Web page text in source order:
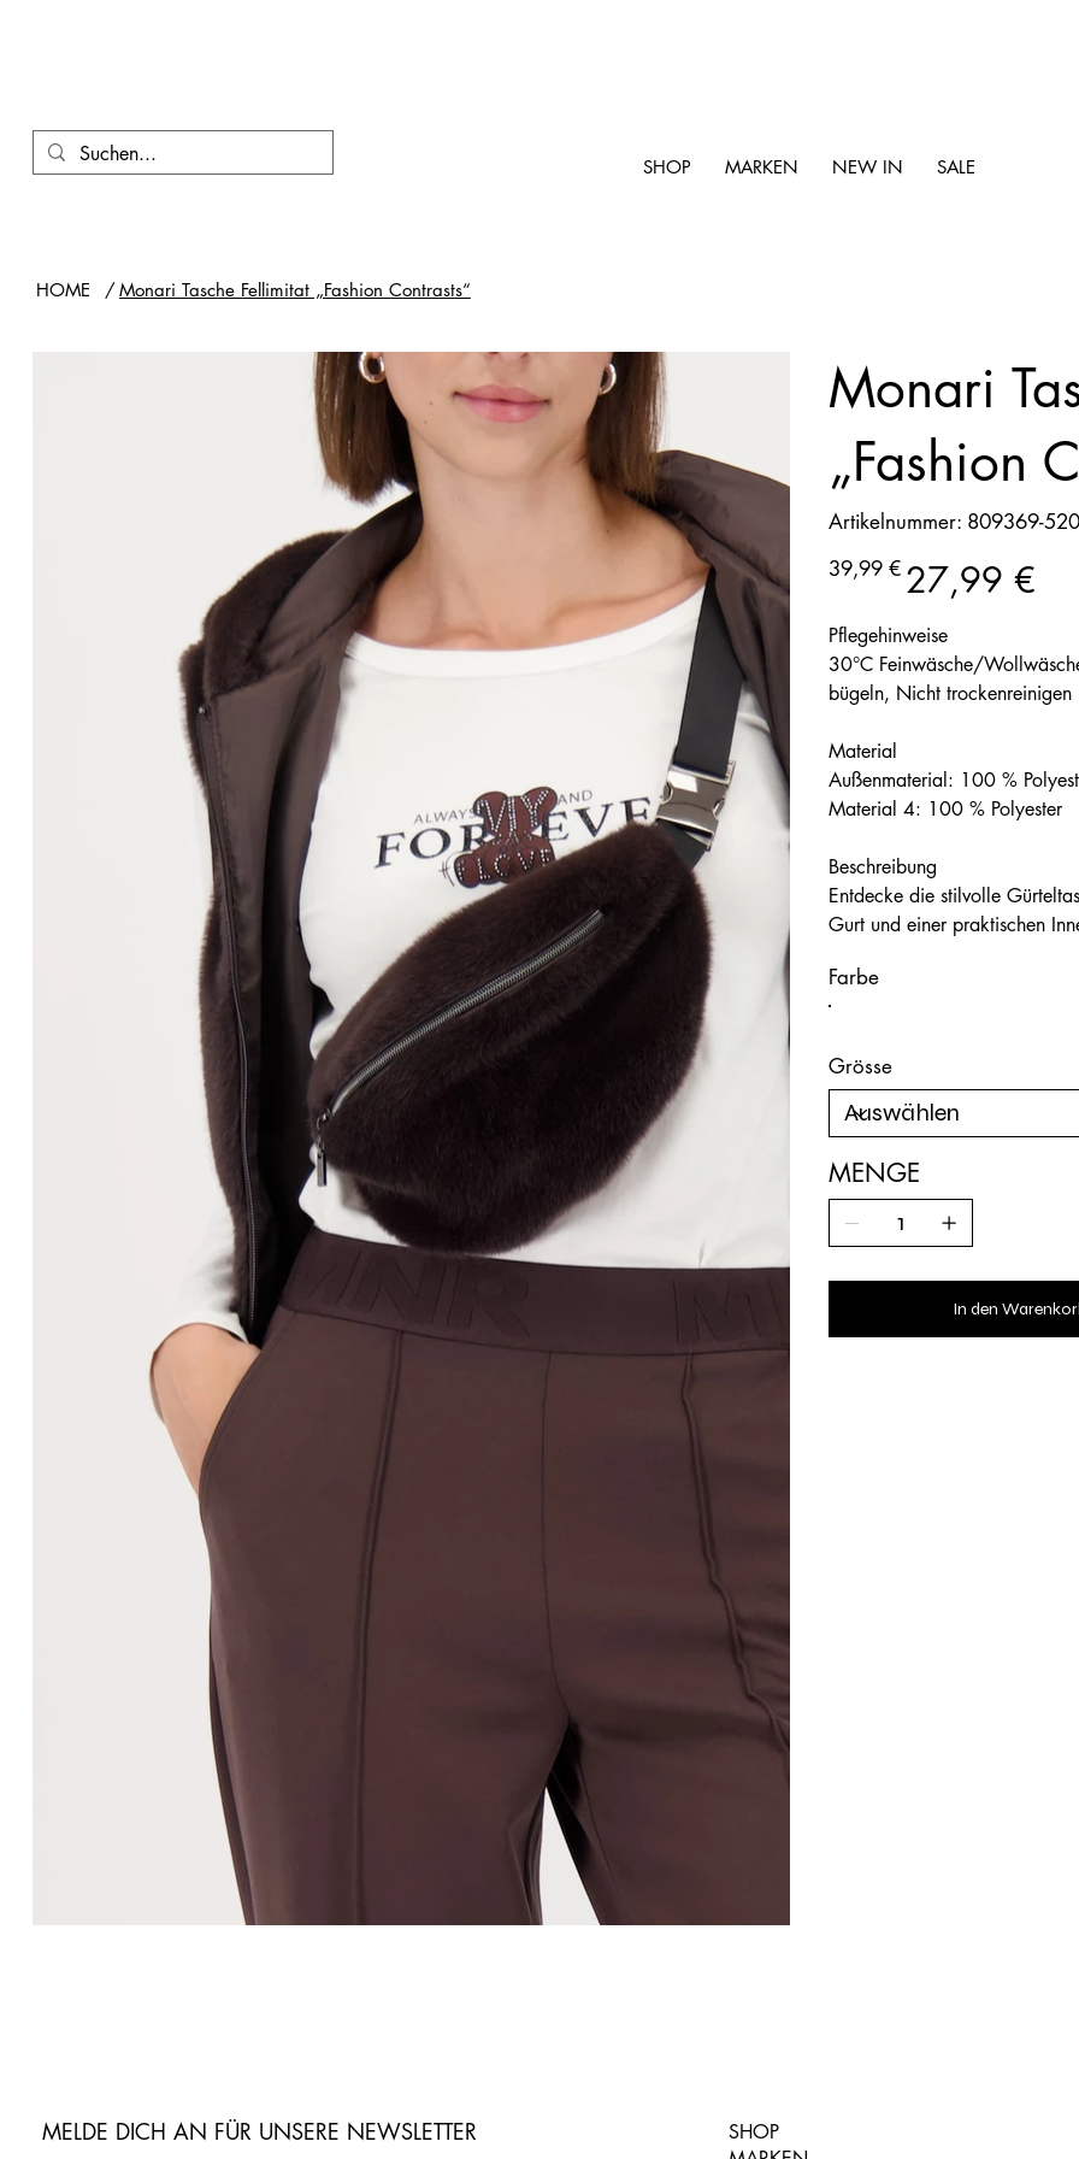
SHOP MARKEN NEW IN SALE
HOME / Monari Tasche Fellimitat „Fashion Contrasts“
Monari
„Fashion
Artikelnummer: Artikelnummer:
809369-
809369-520
Ursprünglicher
Preis
39,99 € 27,99 €
Pflegehinweise
30°C Feinwäsche/
bügeln, Nicht trockenreinigen
Material
Außenmaterial: 100 %
Material 4: 100 % Polyester
Beschreibung
Entdecke die stilvolle
Gurt und einer praktischen
Farbe
Grösse
MENGE
In den
MELDE DICH AN FÜR UNSERE NEWSLETTER
SHOP